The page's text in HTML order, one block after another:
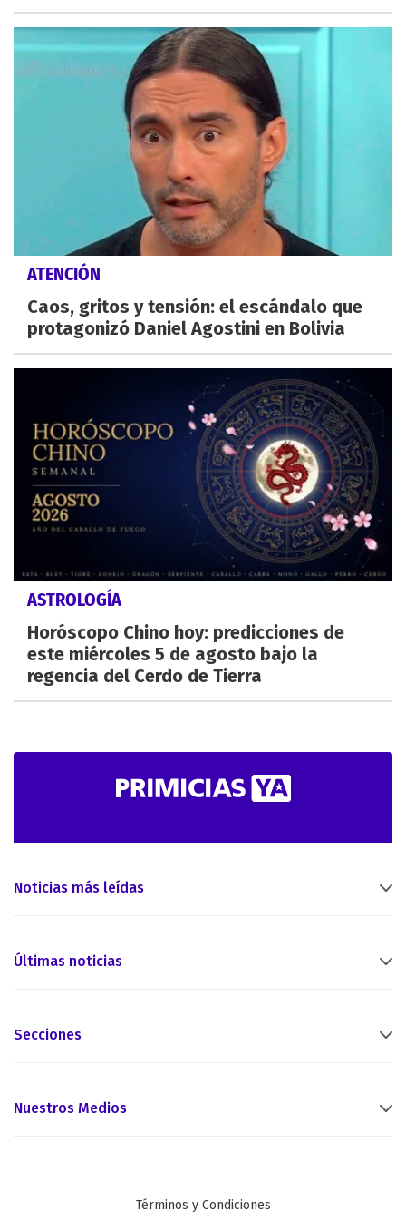
ATENCIÓN
Caos, gritos y tensión: el escándalo que
protagonizó Daniel Agostini en Bolivia
ASTROLOGÍA
Horóscopo Chino hoy: predicciones de
este miércoles 5 de agosto bajo la
regencia del Cerdo de Tierra
Noticias más leídas
Últimas noticias
Secciones
Nuestros Medios
Términos y Condiciones